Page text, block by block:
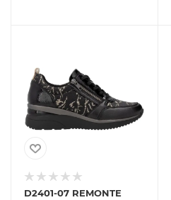
D2401-07 REMONTE